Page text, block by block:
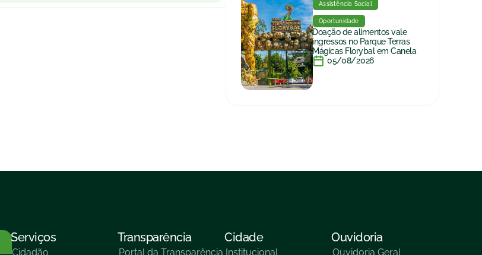
Assistência Social
Oportunidade
Doação de alimentos vale
ingressos no Parque Terras
Mágicas Florybal em Canela
05/08/2026
Serviços
Cidadão
Transparência
Portal da Transparência
Cidade
Institucional
Ouvidoria
Ouvidoria Geral